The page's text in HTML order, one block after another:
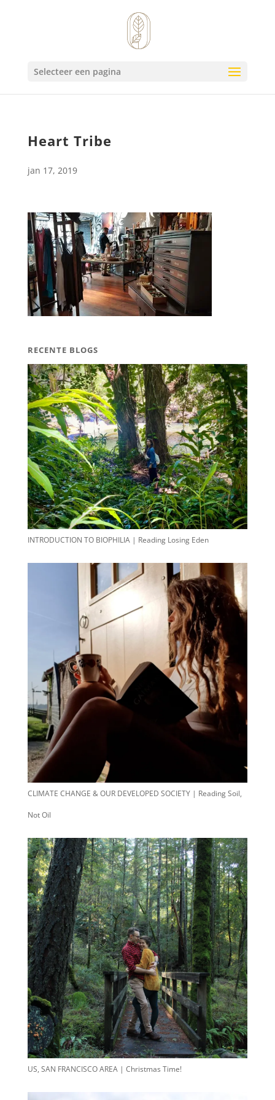
Selecteer een pagina
Heart Tribe
jan 17, 2019
RECENTE BLOGS
INTRODUCTION TO BIOPHILIA | Reading Losing Eden
CLIMATE CHANGE & OUR DEVELOPED SOCIETY | Reading Soil,
Not Oil
US, SAN FRANCISCO AREA | Christmas Time!